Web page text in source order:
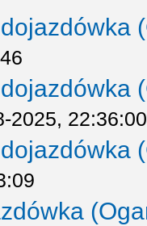
2025, 22:36:00